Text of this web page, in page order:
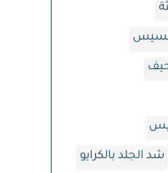
شد الجلد بالكرايو